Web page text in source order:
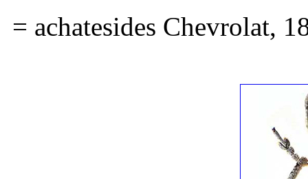
= achatesides Chevrolat,